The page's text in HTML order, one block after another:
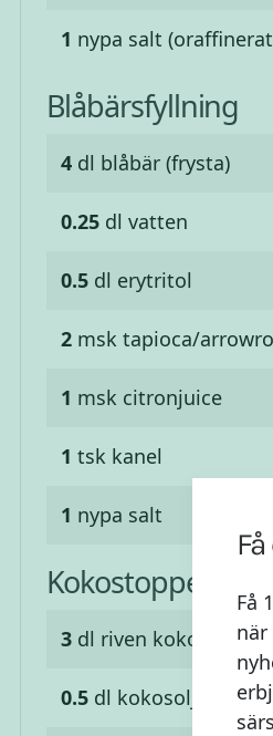
1 nypa salt
Blåbärsfyllning
4 dl blåbär (frysta)
0.25 dl vatten
0.5 dl erytritol
2 msk tapioca/
1 msk citronjuice
1 tsk kanel
1 nypa salt
Kokostoppen
3 dl riven kokos
0.5 dl kokosolja
Få